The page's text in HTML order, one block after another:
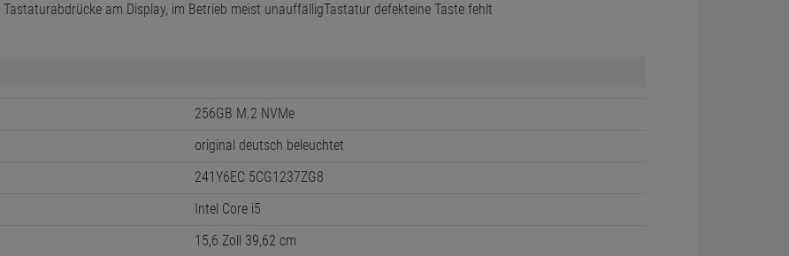
am Display, im Betrieb meist unauffälligTastatur defekteine Taste fehlt
256GB M.2 NVMe
original deutsch beleuchtet
241Y6EC 5CG1237ZG8
Intel Core i5
15,6 Zoll 39,62 cm